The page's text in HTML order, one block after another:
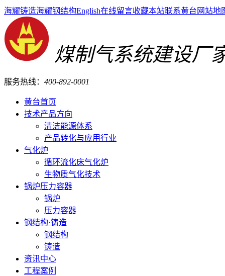
海耀铸造海耀钢结构English在线留言收藏本站联系黄台 网站地
煤制气系统建设厂
服务热线： 400-892-0001
黄台首页
技术产品方向
清洁能源体系
产品转化与应用行业
气化炉
循环流化床气化炉
生物质气化技术
锅炉压力容器
锅炉
压力容器
钢结构·铸造
钢结构
铸造
资讯中心
工程案例